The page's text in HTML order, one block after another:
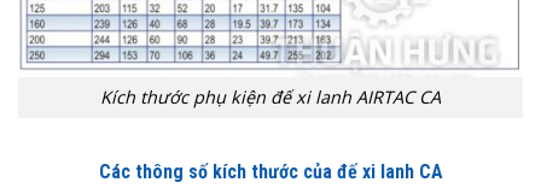
Kích thước phụ kiện đế xi lanh AIRTAC CA
Các thông số kích thước của đế xi lanh CA